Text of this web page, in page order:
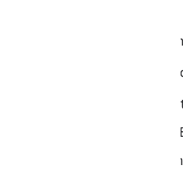
Da sich Autohersteller um den
auf das Surfen darin, die
Sie müssen insbesondere
Wie viele Levels deine
Formatierung der
Legt fest, ob der Inhalt in